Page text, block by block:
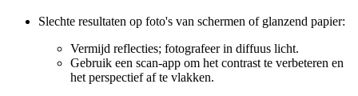
Slechte resultaten op foto's van schermen of glanzend papier:
Vermijd reflecties; fotografeer in diffuus licht.
Gebruik een scan-app om het contrast te verbeteren en
het perspectief af te vlakken.